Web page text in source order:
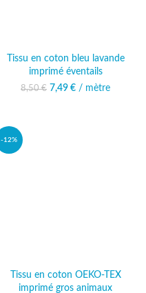
Tissu en coton bleu lavande
imprimé éventails
8,50€
Le prix initial était :
7,49 € Le prix actuel
/ mètre
-12%
Tissu en coton OEKO-TEX
imprimé gros animaux